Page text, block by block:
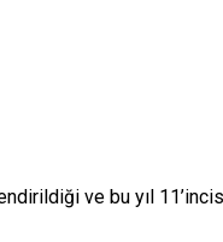
ve bu yıl